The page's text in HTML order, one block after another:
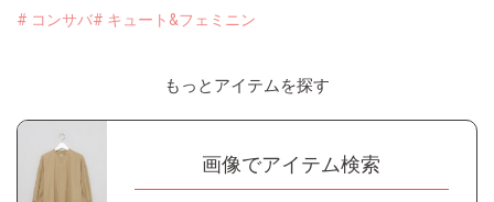
# コンサバ# キュート&フェミニン
もっとアイテムを探す
画像でアイテム検索